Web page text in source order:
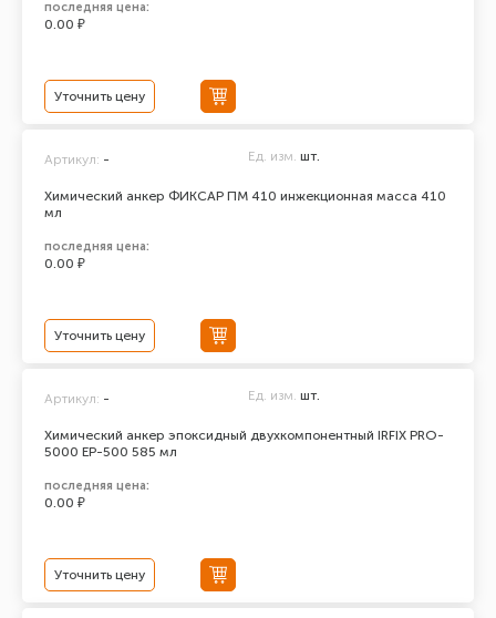
последняя цена:
0.00 ₽
Уточнить цену
Химический анкер ФИКСАР ПМ 410 инжекционная масса 410
мл
Артикул: - Ед. изм. шт.
последняя цена:
0.00 ₽
Уточнить цену
Химический анкер эпоксидный двухкомпонентный IRFIX PRO-
5000 ЕР-500 585 мл
Артикул: - Ед. изм. шт.
последняя цена:
0.00 ₽
Уточнить цену